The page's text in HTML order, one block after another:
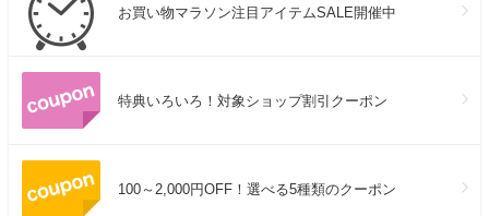
お買い物マラソン注目アイテムSALE開催中
特典いろいろ！対象ショップ割引クーポン
100～2,000円OFF！選べる5種類のクーポン